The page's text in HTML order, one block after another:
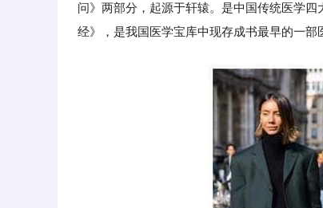
问》两部分，起源于轩辕。是中国传统医学
经》，是我国医学宝库中现存成书最早的一部